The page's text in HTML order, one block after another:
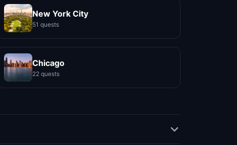
New York City
51 quests
Chicago
22 quests